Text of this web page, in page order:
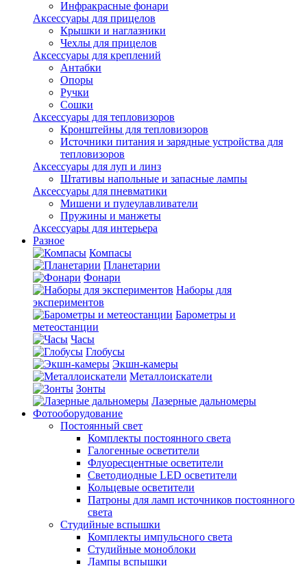
Инфракрасные фонари
Аксессуары для прицелов
Крышки и наглазники
Чехлы для прицелов
Аксессуары для креплений
Антабки
Опоры
Ручки
Сошки
Аксессуары для тепловизоров
Кронштейны для тепловизоров
Источники питания и зарядные устройства для
тепловизоров
Аксессуары для луп и линз
Штативы напольные и запасные лампы
Аксессуары для пневматики
Мишени и пулеулавливатели
Пружины и манжеты
Аксессуары для интерьера
Разное
Компасы
Планетарии
Фонари
Наборы для
экспериментов
Барометры и
метеостанции
Часы
Глобусы
Экшн-камеры
Металлоискатели
Зонты
Лазерные дальномеры
Фотооборудование
Постоянный свет
Комплекты постоянного света
Галогенные осветители
Флуоресцентные осветители
Светодиодные LED осветители
Кольцевые осветители
Патроны для ламп источников постоянного
света
Студийные вспышки
Комплекты импульсного света
Студийные моноблоки
Лампы вспышки